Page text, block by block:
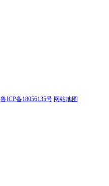
鲁ICP备18056135号 网站地图